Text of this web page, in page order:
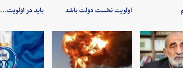
اولویت نخست دولت باشد
باید در اولویت…